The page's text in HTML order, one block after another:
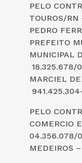
PELO
TOUROS/
PEDRO
PREFEITO
MUNICIPAL
18.325.678/
MARCIEL
PELO
COMERCIO
04.356.078/
MEDEIROS